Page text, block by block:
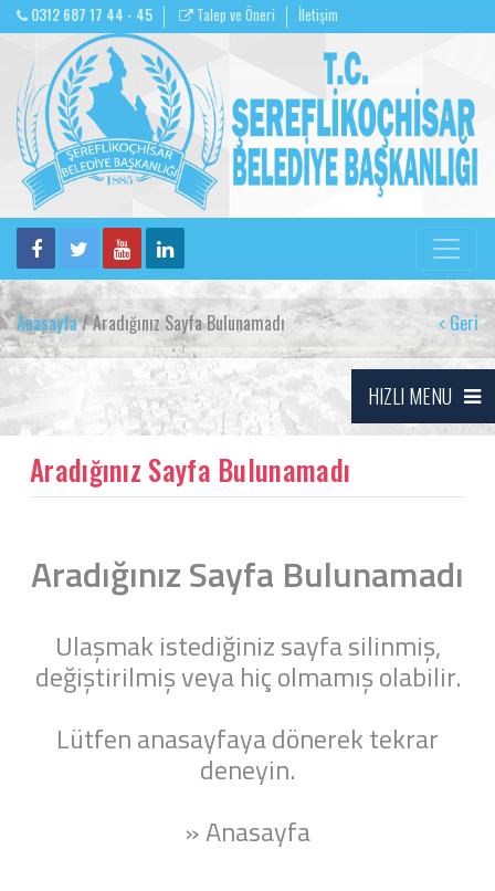
0312 687 17 44 - 45 Talep ve Öneri İletişim
Anasayfa/ Aradığınız Sayfa Bulunamadı Geri
HIZLI MENU
Aradığınız Sayfa Bulunamadı
Aradığınız Sayfa Bulunamadı
Ulaşmak istediğiniz sayfa silinmiş,
değiştirilmiş veya hiç olmamış olabilir.
Lütfen anasayfaya dönerek tekrar
deneyin.
» Anasayfa